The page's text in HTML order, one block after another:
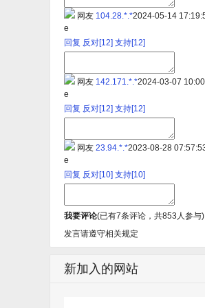
网友 104.28.*.*2024-05-14
e
回复 反对[12] 支持[12]
网友 142.171.*.*2024-03-07
e
回复 反对[12] 支持[12]
网友 23.94.*.*2023-08-28
e
回复 反对[10] 支持[10]
我要评论(已有7条评论，共853 人参与)
发言请遵守相关规定
新加入的网站